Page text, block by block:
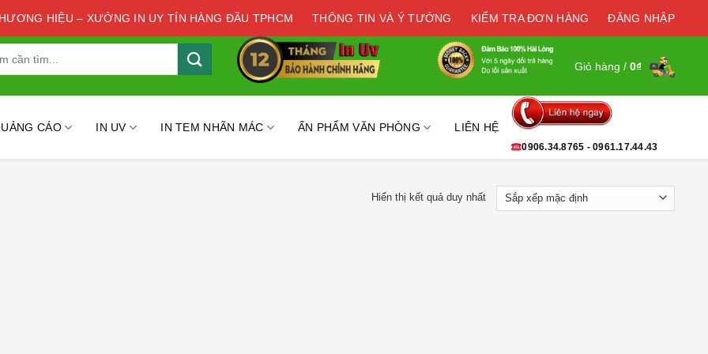
HIỆU – XƯỞNG IN UY TÍN HÀNG ĐẦU TPHCM THÔNG TIN VÀ Ý TƯỞNG KIỂM TRA ĐƠN HÀNG ĐĂNG NHẬP
Giỏ hàng / 0₫
CÁO IN UV IN TEM NHÃN MÁC ẤN PHẨM VĂN PHÒNG LIÊN HỆ
0906.34.8765 - 0961.17.44.43
Hiển thị kết quả duy nhất